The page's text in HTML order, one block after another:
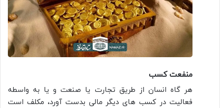
منفعت كسب
هر گاه انسان از طریق تجارت یا صنعت و یا به واسطه
فعالیت در كسب های ديگر مالی بدست ‌آورد، مکلف است